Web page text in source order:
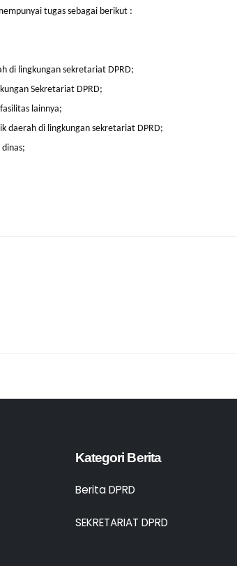
tugas sebagai berikut :
di lingkungan sekretariat DPRD;
Sekretariat DPRD;
lainnya;
daerah di lingkungan sekretariat DPRD;
Kategori Berita
Berita DPRD
SEKRETARIAT DPRD